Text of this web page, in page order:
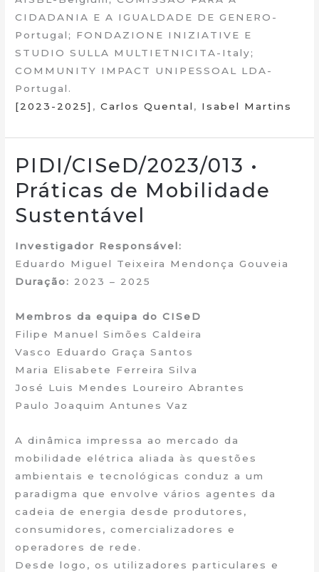
CIDADANIA E A IGUALDADE DE GENERO-
Portugal; FONDAZIONE INIZIATIVE E
STUDIO SULLA MULTIETNICITA-Italy;
COMMUNITY IMPACT UNIPESSOAL LDA-
Portugal.
[2023-2025] ,Carlos Quental , Isabel Martins
PIDI/CISeD/2023/013 •
Práticas de Mobilidade
Sustentável
Investigador Responsável:
Eduardo Miguel Teixeira Mendonça Gouveia
Duração: 2023 – 2025
Membros da equipa do CISeD
Filipe Manuel Simões Caldeira
Vasco Eduardo Graça Santos
Maria Elisabete Ferreira Silva
José Luis Mendes Loureiro Abrantes
Paulo Joaquim Antunes Vaz
A dinâmica impressa ao mercado da
mobilidade elétrica aliada às questões
ambientais e tecnológicas conduz a um
paradigma que envolve vários agentes da
cadeia de energia desde produtores,
consumidores, comercializadores e
operadores de rede.
Desde logo, os utilizadores particulares e